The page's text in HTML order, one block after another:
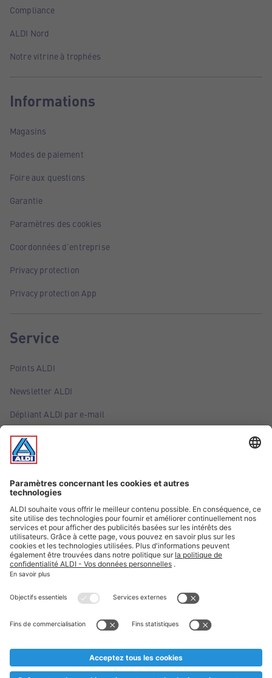
Compliance
ALDI Nord
Notre vitrine à trophées
Informations
Magasins
Modes de paiement
Foire aux questions
Garantie
Paramètres des cookies
Coordonnées d'entreprise
Privacy protection
Privacy protection App
Service
Points ALDI
Newsletter ALDI
Dépliant ALDI par e-mail
Offres
Infos essentielles
Suivez ALDI Belgique
Textes marqués d'un astérisque et mentions légales
* Nous vendons ces articles temporairement et jusqu'à
au cas où, malgré le planning bien étudié, nous serions
prématurément en rupture de stock. Prix Recupel et TVA incl.
** Sur ce site, l’utilisation de la forme masculine a été adoptée